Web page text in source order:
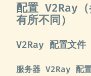
配置 V2Ray
有所不同）
V2Ray 配置文件
服务器 V2Ray 配